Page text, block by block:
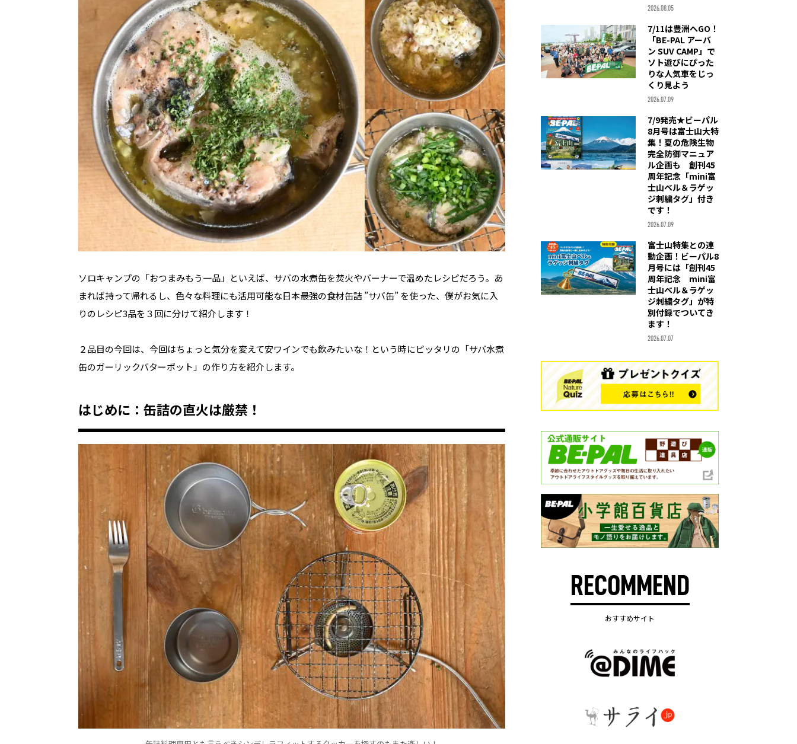
ソロキャンプの「おつまみもう一品」といえば、サバの水煮缶を焚火やバーナーで温めたレシピだろう。あ
まれば持って帰れるし、色々な料理にも活用可能な日本最強の食材缶詰 ”サバ缶” を使った、僕がお気に入
りのレシピ3品を３回に分けて紹介します！
２品目の今回は、今回はちょっと気分を変えて安ワインでも飲みたいな！という時にピッタリの「サバ水煮
缶のガーリックバターポット」の作り方を紹介します。
はじめに：缶詰の直火は厳禁！
2026.08.05
7/11は豊洲へGO！
「BE-PAL アーバ
ン SUV CAMP」で
ソト遊びにぴった
りな人気車をじっ
くり見よう
2026.07.09
7/9発売★ビーパル
8月号は富士山大特
集！夏の危険生物
完全防御マニュア
ル企画も 創刊45
周年記念「mini富
士山ベル＆ラゲッ
ジ刺繍タグ」付き
です！
2026.07.09
富士山特集との連
動企画！ビーパル8
月号には「創刊45
周年記念 mini富
士山ベル＆ラゲッ
ジ刺繍タグ」が特
別付録でついてき
ます！
2026.07.07
RECOMMEND
おすすめサイト